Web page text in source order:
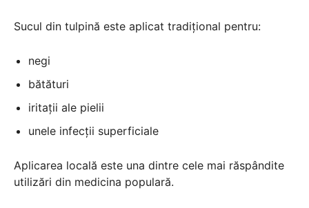
Sucul din tulpină este aplicat tradițional pentru:
negi
bătături
iritații ale pielii
unele infecții superficiale
Aplicarea locală este una dintre cele mai răspândite
utilizări din medicina populară.